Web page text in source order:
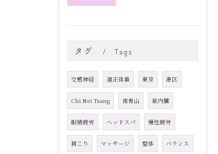
タグ Tags
交感神経 適正体重 東京 港区
Chi Nei Tsang 南青山 氣内臓
眼精疲労 ヘッドスパ 慢性疲労
肩こり マッサージ 整体 バランス